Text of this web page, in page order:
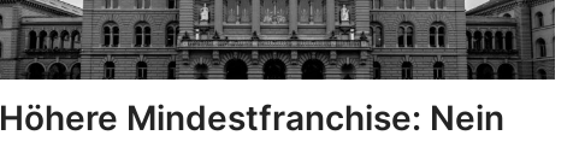
Höhere Mindestfranchise: Nein